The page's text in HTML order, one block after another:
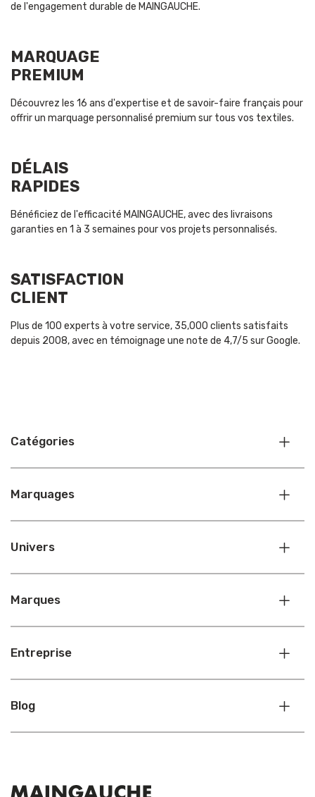
de l'engagement durable de MAINGAUCHE.
MARQUAGE
PREMIUM
Découvrez les 16 ans d'expertise et de savoir-faire français pour
offrir un marquage personnalisé premium sur tous vos textiles.
DÉLAIS
RAPIDES
Bénéficiez de l'efficacité MAINGAUCHE, avec des livraisons
garanties en 1 à 3 semaines pour vos projets personnalisés.
SATISFACTION
CLIENT
Plus de 100 experts à votre service, 35,000 clients satisfaits
depuis 2008, avec en témoignage une note de 4,7/5 sur Google.
Catégories
Marquages
Univers
Marques
Entreprise
Blog